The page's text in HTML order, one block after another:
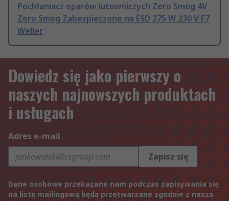
Pochłaniacz oparów lutowniczych Zero Smog 4V
Zero Smog Zabezpieczone na ESD 275 W 230 V F7
Weller
Dowiedz się jako pierwszy o
naszych najnowszych produktach
i usługach
Adres e-mail
Zapisz się
Dane osobowe przekazane nam podczas zapisywania się
na listę mailingową będą przetwarzane zgodnie z naszą